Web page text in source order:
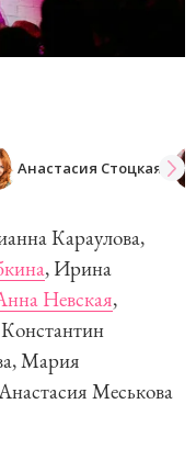
Анастасия Стоцкая
Караулова,
, Ирина
Невская,
Мария
Меськова